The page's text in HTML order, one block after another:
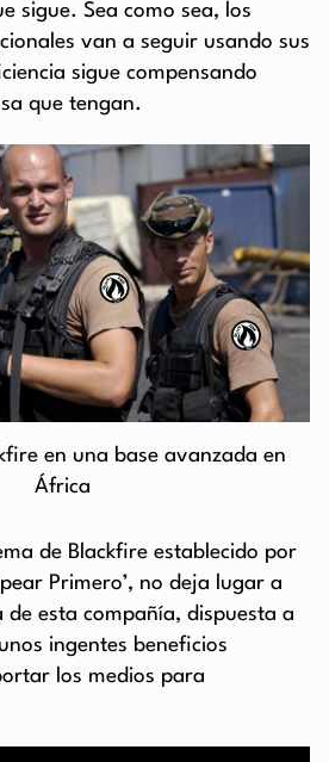
sigue. Sea como sea, los
van a seguir usando sus
sigue compensando
que tengan.
en una base avanzada en
África
de Blackfire establecido por
Primero’, no deja lugar a
esta compañía, dispuesta a
ingentes beneficios
los medios para